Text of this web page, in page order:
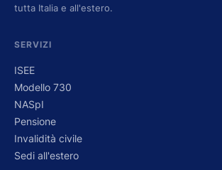
tutta Italia e all'estero.
SERVIZI
ISEE
Modello 730
NASpI
Pensione
Invalidità civile
Sedi all'estero